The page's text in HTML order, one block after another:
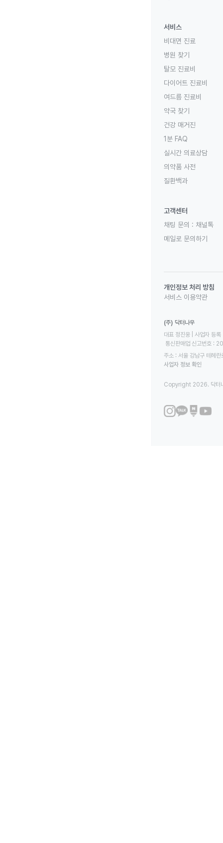
서비스
비대면 진료
병원 찾기
탈모 진료비
다이어트 진료비
여드름 진료비
약국 찾기
건강 매거진
1분 FAQ
실시간 의료상담
의약품 사전
질환백과
고객센터
채팅 문의 : 채널톡
메일로 문의하기
개인정보 처리 방침
서비스 이용약관
(주) 닥터나우
대표 정진웅 | 사업자
통신판매업 신고번호
주소 : 서울 강남구 테헤
사업자 정보 확인
Copyright 2026. 닥터